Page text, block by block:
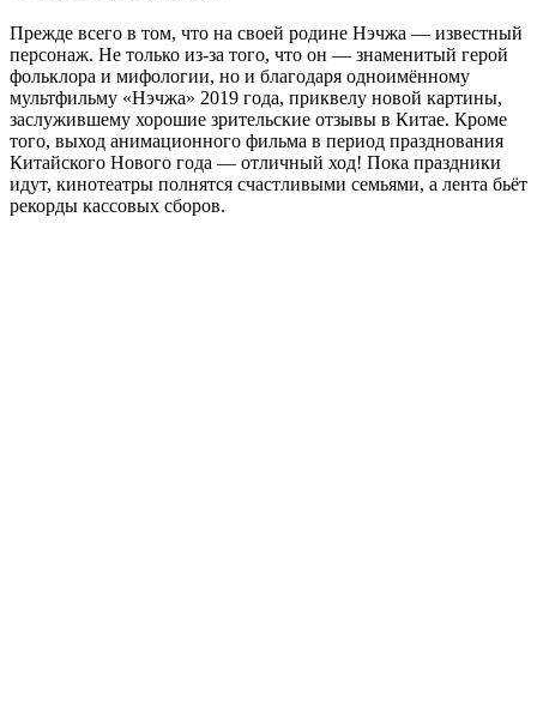
Прежде всего в том, что на своей родине Нэчжа — известный
персонаж. Не только из-за того, что он — знаменитый герой
фольклора и мифологии, но и благодаря одноимённому
мультфильму «Нэчжа» 2019 года, приквелу новой картины,
заслужившему хорошие зрительские отзывы в Китае. Кроме
того, выход анимационного фильма в период празднования
Китайского Нового года — отличный ход! Пока праздники
идут, кинотеатры полнятся счастливыми семьями, а лента бьёт
рекорды кассовых сборов.